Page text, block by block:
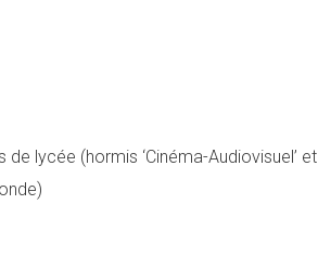
lycée (hormis ‘Cinéma-Audiovisuel’ et